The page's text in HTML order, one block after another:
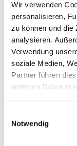
Wir verwenden
personalisieren,
zu können und die
analysieren.
Verwendung
soziale Medien,
Partner führen
weiteren Daten
Notwendig
Unsere
Volksbank